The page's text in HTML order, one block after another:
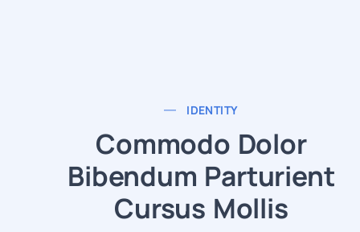
IDENTITY
Commodo Dolor
Bibendum Parturient
Cursus Mollis